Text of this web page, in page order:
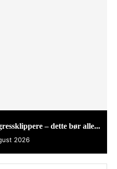
– dette bør alle...
2026